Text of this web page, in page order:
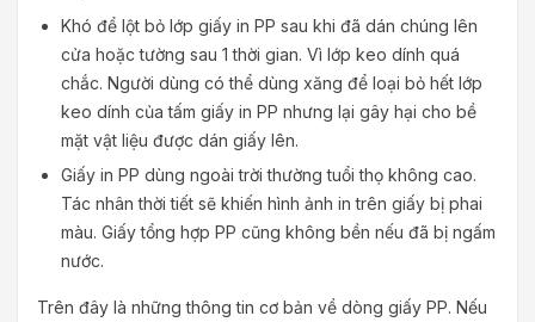
Khó để lột bỏ lớp giấy in PP sau khi đã dán chúng lên
cửa hoặc tường sau 1 thời gian. Vì lớp keo dính quá
chắc. Người dùng có thể dùng xăng để loại bỏ hết lớp
keo dính của tấm giấy in PP nhưng lại gây hại cho bề
mặt vật liệu được dán giấy lên.
Giấy in PP dùng ngoài trời thường tuổi thọ không cao.
Tác nhân thời tiết sẽ khiến hình ảnh in trên giấy bị phai
màu. Giấy tổng hợp PP cũng không bền nếu đã bị ngấm
nước.
Trên đây là những thông tin cơ bản về dòng giấy PP. Nếu